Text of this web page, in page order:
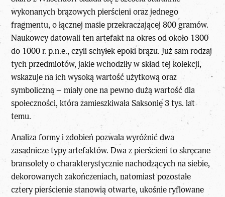
wykonanych brązowych pierścieni oraz jednego
fragmentu, o łącznej masie przekraczającej 800 gramów.
Naukowcy datowali tenartefaktna okres od około 1300
do 1000 r. p.n.e., czyli schyłek epoki brązu. Już sam rodzaj
tych przedmiotów, jakie wchodziły w skład tej kolekcji,
wskazuje na ich wysoką wartość użytkową oraz
symboliczną – miały one na pewno dużą wartość dla
społeczności, która zamieszkiwała Saksonię 3 tys. lat
temu.
Analiza formy i zdobień pozwala wyróżnić dwa
zasadnicze typyartefaktów. Dwa z pierścieni to skręcane
bransolety o charakterystycznie nachodzących na siebie,
dekorowanych zakończeniach, natomiast pozostałe
cztery pierścienie stanowią otwarte, ukośnie ryflowane